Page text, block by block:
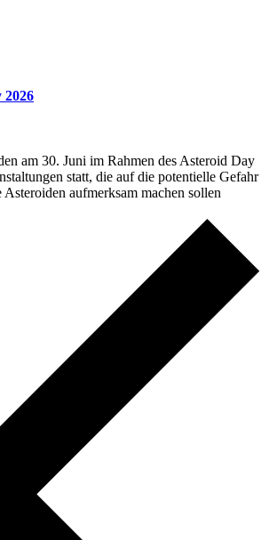
2026
am 30. Juni im Rahmen des Asteroid Day
statt, die auf die potentielle Gefahr
Asteroiden aufmerksam machen sollen